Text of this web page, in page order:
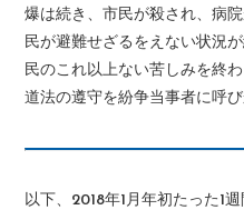
爆は続き、市民が殺され、病
民が避難せざるをえない状況
民のこれ以上ない苦しみを終
道法の遵守を紛争当事者に呼び
以下、2018年1月年初たった1